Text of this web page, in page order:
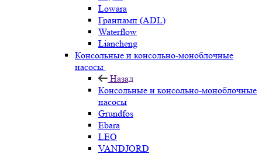
Lowara
Гранпамп (ADL)
Waterflow
Liancheng
Консольные и консольно-моноблочные
насосы
Назад
Консольные и консольно-моноблочные
насосы
Grundfos
Ebara
LEO
VANDJORD